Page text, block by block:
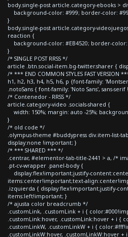
body.single-post article.category-ebooks >
background-color: #999; border-color:
}
body.single-post article.category-
reaction {
background-color: #EB4520; border-color:
}
/* SINGLE POST RRSS */
article .btn.social-item.bg-twitter.sharer {
/* *** END COMMON STYLES FAST VERSION
h1, h2, h3, h4, h5, h6, p {font-family:
.notoSans { font-family: 'Noto Sans', sans-
/* Contenedor - RRSS */
article.category-video .socials-shared {
width: 150%; margin: auto -25%;
}
/* old code */
.olympus-theme #buddypress div.item-list-
display:none !important; }
/* *** SHARED *** */
.centrar, #elementor-tab-title-2441 > a, /*
.pt-cv-wrapper .panel-body {
display:flex!important;justify-
items:center!important;text-
.izquierda { display:flex!important;justify-
items:left!important; }
/* ajusta color breadcrumb */
.customLink, .customLink + i {
.customLink:hover, .customLink:hover + i {
.customLinkW, .customLinkW + i {
.customLinkW:hover, .customLinkW:hover